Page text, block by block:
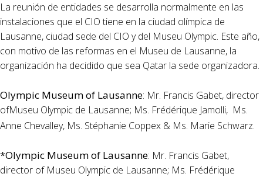
La reunión de entidades se desarrolla normalmente en las
instalaciones que el CIO tiene en la ciudad olímpica de
Lausanne, ciudad sede del CIO y del Museu Olympic. Este año,
con motivo de las reformas en el Museu de Lausanne, la
organización ha decidido que sea Qatar la sede organizadora.
Olympic Museum of Lausanne: Mr. Francis Gabet, director
ofMuseu Olympic de Lausanne; Ms. Frédérique Jamolli, Ms.
Anne Chevalley, Ms. Stéphanie Coppex & Ms. Marie Schwarz.
*Olympic Museum of Lausanne: Mr. Francis Gabet,
director of Museu Olympic de Lausanne; Ms. Frédérique